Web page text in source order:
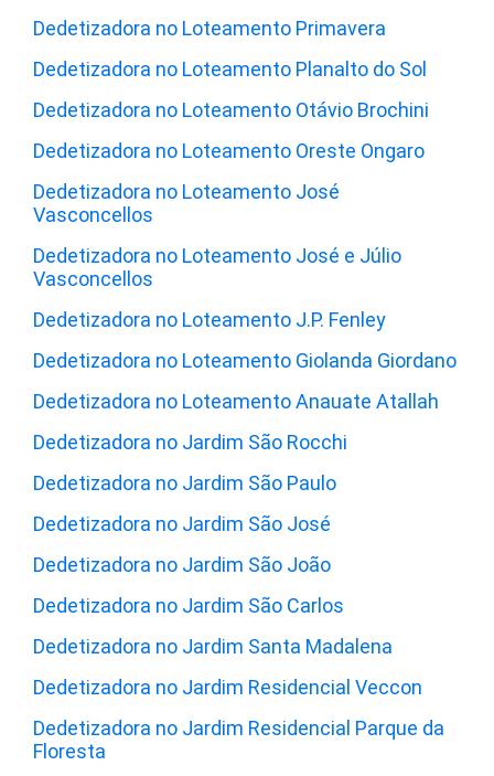
Dedetizadora no Loteamento Primavera
Dedetizadora no Loteamento Planalto do Sol
Dedetizadora no Loteamento Otávio Brochini
Dedetizadora no Loteamento Oreste Ongaro
Dedetizadora no Loteamento José
Vasconcellos
Dedetizadora no Loteamento José e Júlio
Vasconcellos
Dedetizadora no Loteamento J.P. Fenley
Dedetizadora no Loteamento Giolanda Giordano
Dedetizadora no Loteamento Anauate Atallah
Dedetizadora no Jardim São Rocchi
Dedetizadora no Jardim São Paulo
Dedetizadora no Jardim São José
Dedetizadora no Jardim São João
Dedetizadora no Jardim São Carlos
Dedetizadora no Jardim Santa Madalena
Dedetizadora no Jardim Residencial Veccon
Dedetizadora no Jardim Residencial Parque da
Floresta